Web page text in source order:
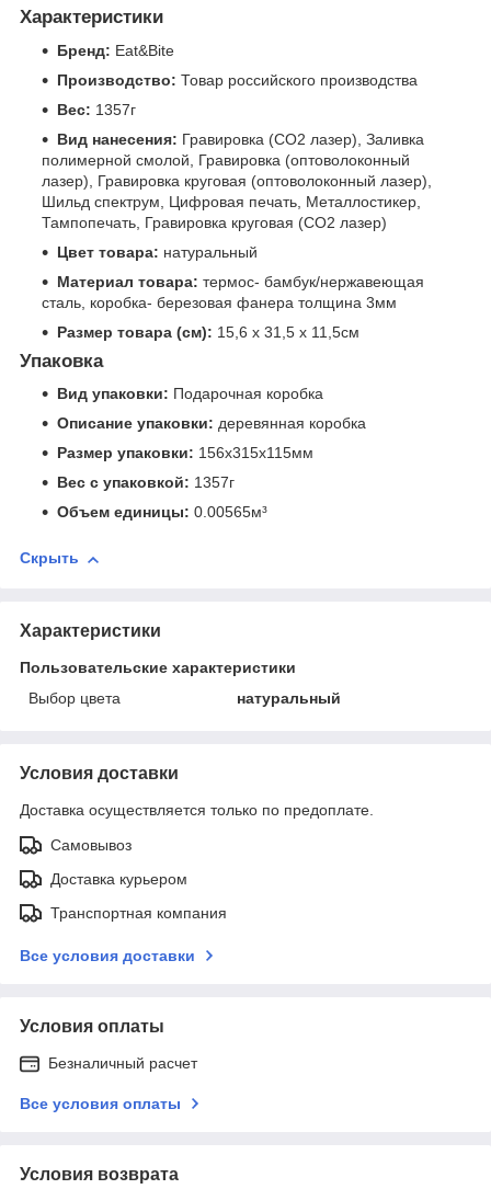
Характеристики
Бренд: Eat&Bite
Производство: Товар российского производства
Вес: 1357г
Вид нанесения: Гравировка (CO2 лазер), Заливка
полимерной смолой, Гравировка (оптоволоконный
лазер), Гравировка круговая (оптоволоконный лазер),
Шильд спектрум, Цифровая печать, Металлостикер,
Тампопечать, Гравировка круговая (CO2 лазер)
Цвет товара: натуральный
Материал товара: термос- бамбук/нержавеющая
сталь, коробка- березовая фанера толщина 3мм
Размер товара (см): 15,6 х 31,5 х 11,5см
Упаковка
Вид упаковки: Подарочная коробка
Описание упаковки: деревянная коробка
Размер упаковки: 156x315x115мм
Вес с упаковкой: 1357г
Объем единицы: 0.00565м³
Скрыть
Характеристики
Пользовательские характеристики
Выбор цвета
натуральный
Условия доставки
Доставка осуществляется только по предоплате.
Самовывоз
Доставка курьером
Транспортная компания
Все условия доставки
Условия оплаты
Безналичный расчет
Все условия оплаты
Условия возврата